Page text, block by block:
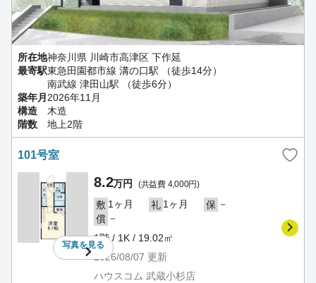
所在地神奈川県 川崎市高津区 下作延
最寄駅東急田園都市線 溝の口駅 （徒歩14分）
南武線 津田山駅 （徒歩6分）
築年月 2026年11月
構造
木造
階数
地上2階
101号室
写真を見る
8.2万円 (共益費 4,000円)
敷 1ヶ月 礼 1ヶ月 保 －
償 －
1階 / 1K / 19.02㎡
2026/08/07 更新
ハウスコム 武蔵小杉店